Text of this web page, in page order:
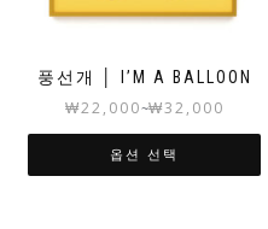
풍선개 │ I’M A BALLOON
₩22,000~₩32,000
옵션 선택